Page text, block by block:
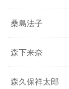
桑島法子
森下来奈
森久保祥太郎